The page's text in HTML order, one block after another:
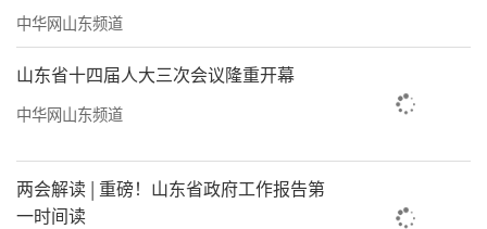
章丘区妇幼保健院副主任护师
山东省儒学发展促进会儒学讲师李德霞
中华网山东频道
山东省十四届人大三次会议隆重开幕
中华网山东频道
两会解读 | 重磅！山东省政府工作报告第
一时间读